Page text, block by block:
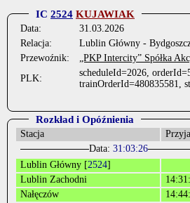
IC 2524 KUJAWIAK
Data:
31.03.2026
Relacja:
Lublin Główny -
Przewoźnik:
„PKP Intercity” Spółka
PLK:
scheduleId=2026,
trainOrderId=480835581,
Rozkład i Opóźnienia
Stacja
Data: 31:03:26
Lublin Główny [2524]
Lublin Zachodni
Nałęczów